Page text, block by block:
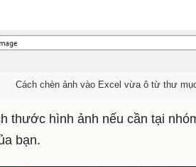
Cách chèn ảnh vào Excel vừa ô từ thư
thước hình ảnh nếu cần tại
bạn.